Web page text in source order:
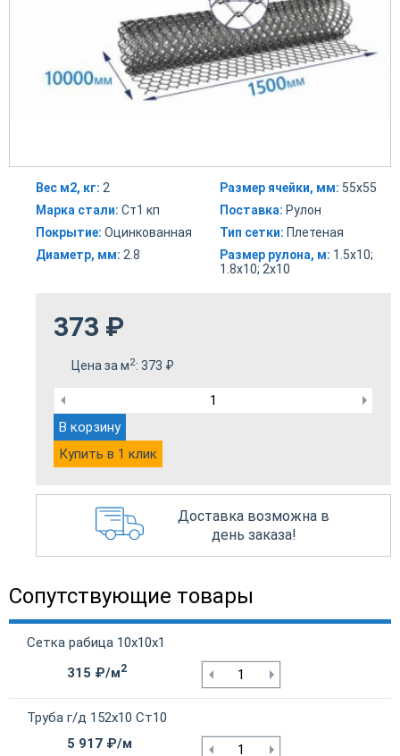
Вес м2, кг: 2
Марка стали: Ст1 кп
Покрытие: Оцинкованная
Диаметр, мм: 2.8
Размер ячейки, мм: 55х55
Поставка: Рулон
Тип сетки: Плетеная
Размер рулона, м: 1.5х10;
1.8х10; 2х10
373 ₽
Цена за м2: 373 ₽
В корзину
Купить в 1 клик
Доставка возможна в
день заказа!
Сопутствующие товары
Сетка рабица 10х10х1
315 ₽/м2
Труба г/д 152х10 Ст10
5 917 ₽/м